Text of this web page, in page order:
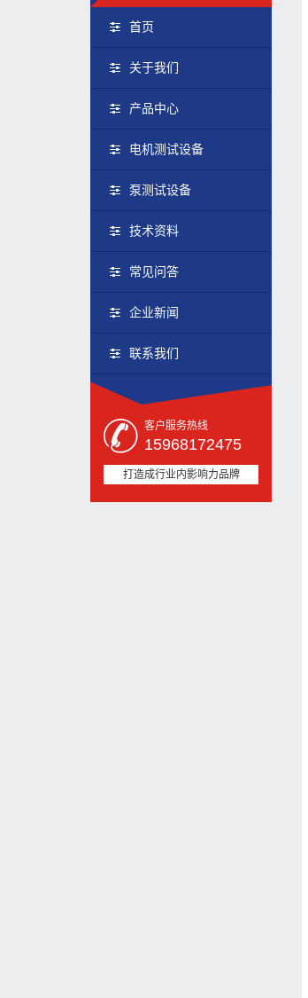
首页
关于我们
产品中心
电机测试设备
泵测试设备
技术资料
常见问答
企业新闻
联系我们
客户服务热线
15968172475
打造成行业内影响力品牌